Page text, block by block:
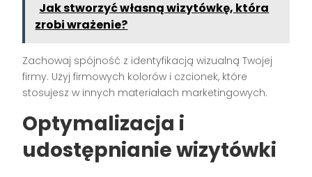
Jak stworzyć własną wizytówkę, która
zrobi wrażenie?
Zachowaj spójność z identyfikacją wizualną Twojej
firmy. Użyj firmowych kolorów i czcionek, które
stosujesz w innych materiałach marketingowych.
Optymalizacja i
udostępnianie wizytówki